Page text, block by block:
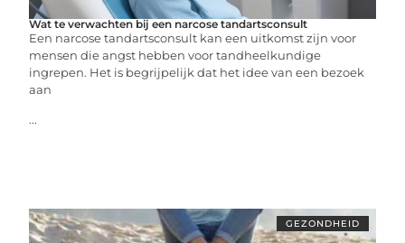
Wat te verwachten bij een narcose tandartsconsult
Een narcose tandartsconsult kan een uitkomst zijn voor
mensen die angst hebben voor tandheelkundige
ingrepen. Het is begrijpelijk dat het idee van een bezoek
aan
...
GEZONDHEID